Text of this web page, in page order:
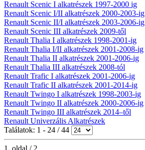
Renault Scenic I alkatrészek 1997-2000 ig
Renault Scenic I/II alkatrészek 2000-2003-ig
Renault Scenic II/I alkatrészek 2003-2006-ig
Renault Scenic III alkatrészek 2009-től
Renault Thalia I alkatrészek 1998-2001-ig
Renault Thalia I/II alkatrészek 2001-2008-ig
Renault Thalia II alkatrészek 2001-2006-ig
Renault Thalia III alkatrészek 2008-tól
Renault Trafic I alkatrészek 2001-2006-ig
Renault Trafic II alkatrészek 2001-2014-ig
Renault Twingo I alkatrészek 1998-2003-ig
Renault Twingo II alkatrészek 2000-2006-ig
Renault Twingo III alkatrészek 2014–től
Renault Univerzális Alkatrészek
Találatok: 1 - 24 / 44
1. oldal / 2